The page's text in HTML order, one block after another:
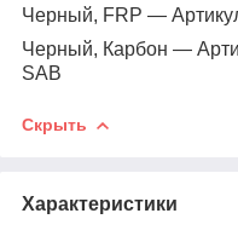
Черный, FRP —
Черный, Карбон —
SAB
Скрыть
Характеристики